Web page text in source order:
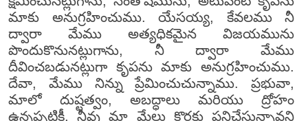
మాకు అనుగ్రహించుము. యేసయ్య, కేవలము నీ
ద్వారా మేము అత్యధికమైన విజయమును
పొందుకొనునట్లుగాను, నీ ద్వారా మేము
దీవించబడునట్లుగా కృపను మాకు అనుగ్రహించుము.
దేవా, మేము నిన్ను ప్రేమించుచున్నాము. ప్రభువా,
మాలో దుష్టత్వం, అబద్ధాలు మరియు ద్రోహం
ఉన్నప్పటికీ, నీవు మా మేలు కొరకు పనిచేస్తున్నావని